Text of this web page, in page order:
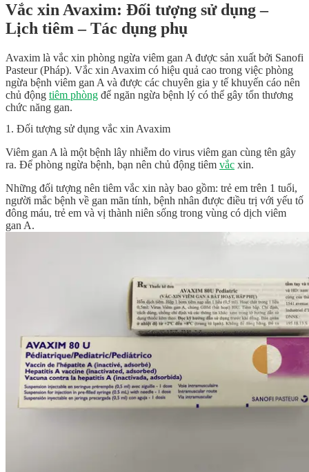
Vắc xin Avaxim: Đối tượng sử dụng –
Lịch tiêm – Tác dụng phụ
Avaxim là vắc xin phòng ngừa viêm gan A được sản xuất bởi Sanofi
Pasteur (Pháp). Vắc xin Avaxim có hiệu quả cao trong việc phòng
ngừa bệnh viêm gan A và được các chuyên gia y tế khuyến cáo nên
chủ động tiêm phòng để ngăn ngừa bệnh lý có thể gây tổn thương
chức năng gan.
1. Đối tượng sử dụng vắc xin Avaxim
Viêm gan A là một bệnh lây nhiễm do virus viêm gan cùng tên gây
ra. Để phòng ngừa bệnh, bạn nên chủ động tiêm vắc xin.
Những đối tượng nên tiêm vắc xin này bao gồm: trẻ em trên 1 tuổi,
người mắc bệnh về gan mãn tính, bệnh nhân được điều trị với yếu tố
đông máu, trẻ em và vị thành niên sống trong vùng có dịch viêm
gan A.